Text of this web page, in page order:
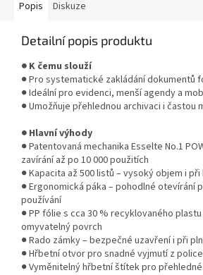
Popis Diskuze
Detailní popis produktu
● K čemu slouží
● Pro systematické zakládání dokumentů
● Ideální pro evidenci, menší agendy a
● Umožňuje přehlednou archivaci i častou
● Hlavní výhody
● Patentovaná mechanika Esselte No.1
zavírání až po 10 000 použitích
● Kapacita až 500 listů – vysoký objem i
● Ergonomická páka – pohodlné otevírání
používání
● PP fólie s cca 30 % recyklovaného
omyvatelný povrch
● Rado zámky – bezpečné uzavření i při
● Hřbetní otvor pro snadné vyjmutí z police
● Vyměnitelný hřbetní štítek pro